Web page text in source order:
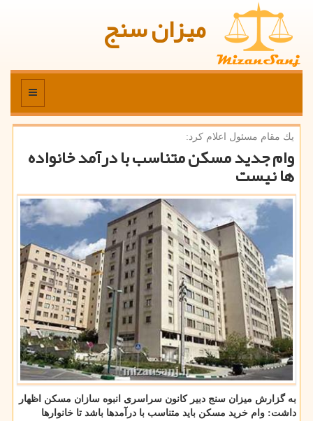
میزان سنج
منو
یك مقام مسئول اعلام كرد:
وام جدید مسكن متناسب با درآمد خانواده
ها نیست
به گزارش میزان سنج دبیر كانون سراسری انبوه سازان مسكن اظهار
داشت: وام خرید مسكن باید متناسب با درآمدها باشد تا خانوارها